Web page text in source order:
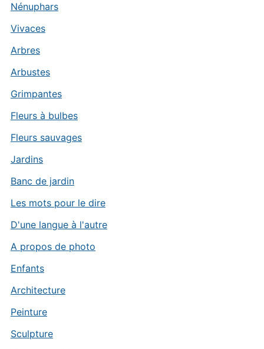
Nénuphars
Vivaces
Arbres
Arbustes
Grimpantes
Fleurs à bulbes
Fleurs sauvages
Jardins
Banc de jardin
Les mots pour le dire
D'une langue à l'autre
A propos de photo
Enfants
Architecture
Peinture
Sculpture